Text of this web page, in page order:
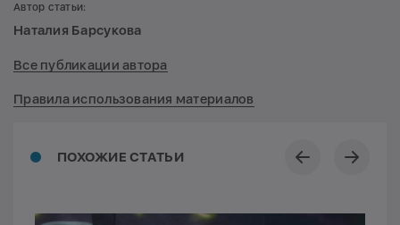
ПОХОЖИЕ СТАТЬИ
Автор статьи:
Наталия Барсукова
Все публикации автора
Правила использования материалов